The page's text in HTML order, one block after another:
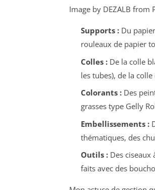
Image by DEZALB from
Supports :Du papier
rouleaux de papier
Colles :De la colle
les tubes), de la
Colorants :Des
grasses type Gelly
Embellissements :
thématiques, des
Outils :Des ciseaux
faits avec des